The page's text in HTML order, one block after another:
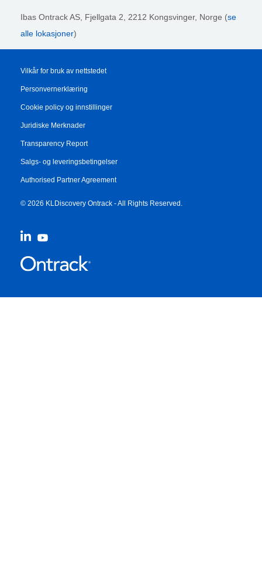
Ibas Ontrack AS, Fjellgata 2, 2212 Kongsvinger, Norge (se
alle lokasjoner)
Vilkår for bruk av nettstedet
Personvernerklæring
Cookie policy og innstillinger
Juridiske Merknader
Transparency Report
Salgs- og leveringsbetingelser
Authorised Partner Agreement
© 2026 KLDiscovery Ontrack - All Rights Reserved.